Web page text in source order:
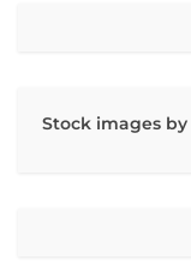
Stock images by